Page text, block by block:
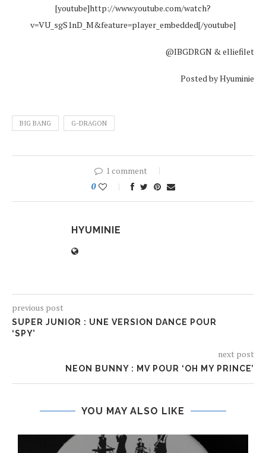
[youtube]http://www.youtube.com/watch?
v=VU_sgS1nD_M&feature=player_embedded[/youtube]
@IBGDRGN & elliefilet
Posted by Hyuminie
BIG BANG G-DRAGON
1 comment
0
HYUMINIE
previous post
SUPER JUNIOR : UNE VERSION DANCE POUR
‘SPY’
next post
NEON BUNNY : MV POUR ‘OH MY PRINCE’
YOU MAY ALSO LIKE